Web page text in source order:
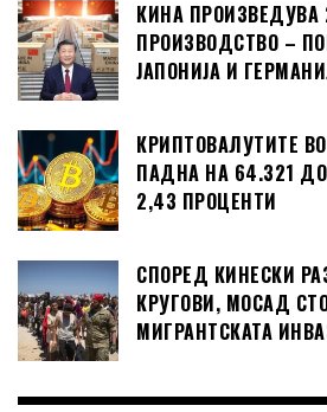
КИНА ПРОИЗВЕДУВА
ПРОИЗВОДСТВО –
ЈАПОНИЈА И
КРИПТОВАЛУТИТЕ
ПАДНА НА 64.321
2,43 ПРОЦЕНТИ
СПОРЕД КИНЕСКИ
КРУГОВИ, МОСАД
МИГРАНТСКАТА